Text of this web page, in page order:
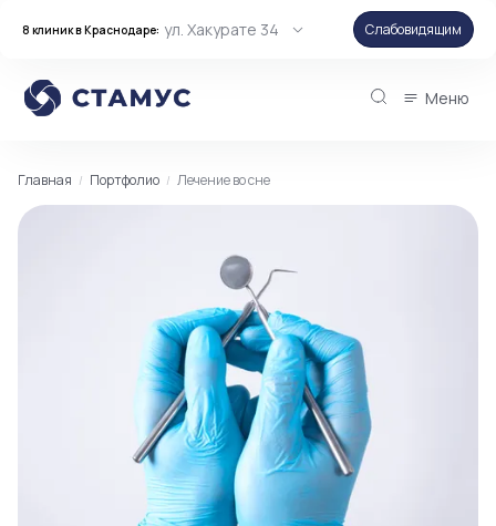
8 клиник в Краснодаре: ул. Хакурате 34 Слабовидящим
Меню
Главная Портфолио Лечение во сне